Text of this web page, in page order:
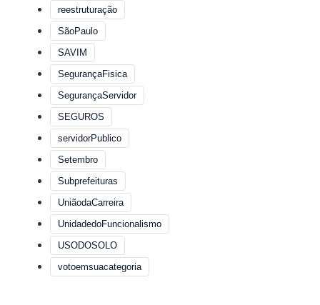
reestruturação
SãoPaulo
SAVIM
SegurançaFisica
SegurançaServidor
SEGUROS
servidorPublico
Setembro
Subprefeituras
UniãodaCarreira
UnidadedoFuncionalismo
USODOSOLO
votoemsuacategoria